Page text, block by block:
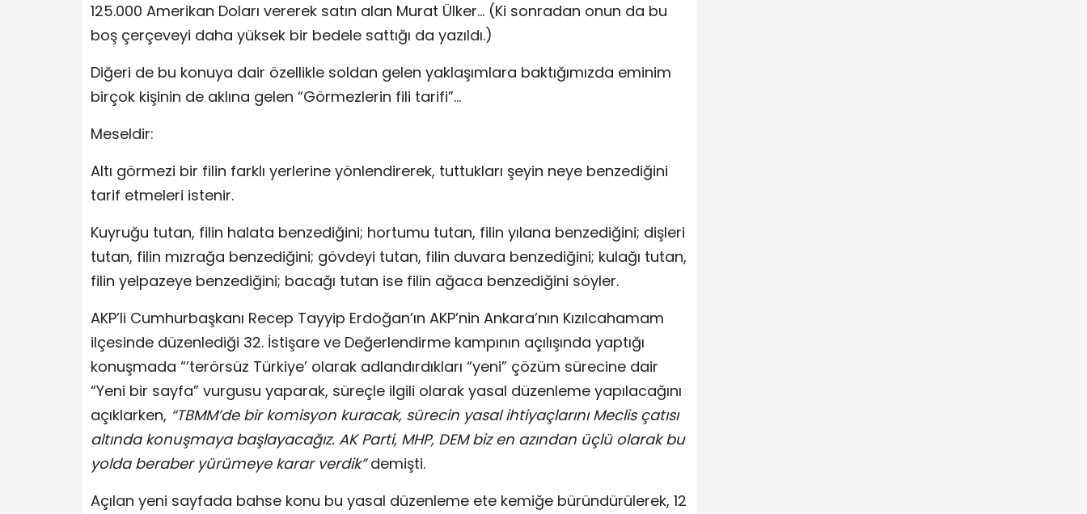
125.000 Amerikan Doları vererek satın alan Murat Ülker… (Ki sonradan onun da bu
boş çerçeveyi daha yüksek bir bedele sattığı da yazıldı.)
Diğeri de bu konuya dair özellikle soldan gelen yaklaşımlara baktığımızda eminim
birçok kişinin de aklına gelen “Görmezlerin fili tarifi”…
Meseldir:
Altı görmezi bir filin farklı yerlerine yönlendirerek, tuttukları şeyin neye benzediğini
tarif etmeleri istenir.
Kuyruğu tutan, filin halata benzediğini; hortumu tutan, filin yılana benzediğini; dişleri
tutan, filin mızrağa benzediğini; gövdeyi tutan, filin duvara benzediğini; kulağı tutan,
filin yelpazeye benzediğini; bacağı tutan ise filin ağaca benzediğini söyler.
AKP’li Cumhurbaşkanı Recep Tayyip Erdoğan’ın AKP’nin Ankara’nın Kızılcahamam
ilçesinde düzenlediği 32. İstişare ve Değerlendirme kampının açılışında yaptığı
konuşmada “’terörsüz Türkiye’ olarak adlandırdıkları “yeni” çözüm sürecine dair
“Yeni bir sayfa” vurgusu yaparak, süreçle ilgili olarak yasal düzenleme yapılacağını
açıklarken, “TBMM’de bir komisyon kuracak, sürecin yasal ihtiyaçlarını Meclis çatısı
altında konuşmaya başlayacağız. AK Parti, MHP, DEM biz en azından üçlü olarak bu
yolda beraber yürümeye karar verdik”demişti.
Açılan yeni sayfada bahse konu bu yasal düzenleme ete kemiğe büründürülerek, 12